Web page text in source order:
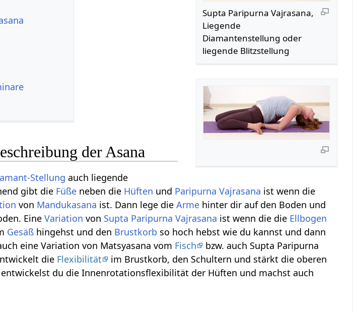
Supta Paripurna Vajrasana,
Liegende
Diamantenstellung oder
liegende Blitzstellung
der Asana
Stellung auch liegende
gibt die Füße neben die Hüften und Paripurna Vajrasana ist wenn die
von Mandukasana ist. Dann lege dieArme hinter dir auf den Boden und
EineVariation von Supta Paripurna Vajrasana ist wenn die die Ellbogen
Gesäß hingehst und den Brustkorb so hoch hebst wie du kannst und dann
eine Variation von Matsyasana vom Fisch
bzw. auch Supta Paripurna
die Flexibilität
im Brustkorb, den Schultern und stärkt die oberen
du die Innenrotationsflexibilität der Hüften und machst auch